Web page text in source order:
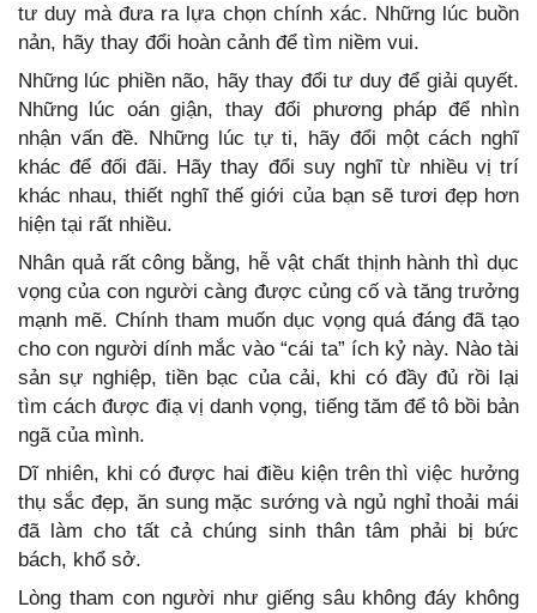
tư duy mà đưa ra lựa chọn chính xác. Những lúc buồn
nản, hãy thay đổi hoàn cảnh để tìm niềm vui.
Những lúc phiền não, hãy thay đổi tư duy để giải quyết.
Những lúc oán giận, thay đổi phương pháp để nhìn
nhận vấn đề. Những lúc tự ti, hãy đổi một cách nghĩ
khác để đối đãi. Hãy thay đổi suy nghĩ từ nhiều vị trí
khác nhau, thiết nghĩ thế giới của bạn sẽ tươi đẹp hơn
hiện tại rất nhiều.
Nhân quả rất công bằng, hễ vật chất thịnh hành thì dục
vọng của con người càng được củng cố và tăng trưởng
mạnh mẽ. Chính tham muốn dục vọng quá đáng đã tạo
cho con người dính mắc vào “cái ta” ích kỷ này. Nào tài
sản sự nghiệp, tiền bạc của cải, khi có đầy đủ rồi lại
tìm cách được điạ vị danh vọng, tiếng tăm để tô bồi bản
ngã của mình.
Dĩ nhiên, khi có được hai điều kiện trên thì việc hưởng
thụ sắc đẹp, ăn sung mặc sướng và ngủ nghỉ thoải mái
đã làm cho tất cả chúng sinh thân tâm phải bị bức
bách, khổ sở.
Lòng tham con người như giếng sâu không đáy không